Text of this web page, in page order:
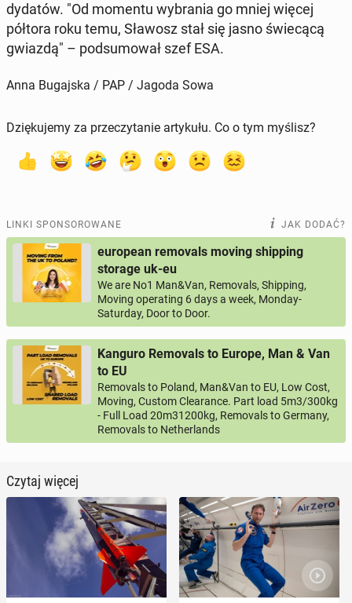
dy­da­tów. "Od momentu wy­bra­nia go mniej więcej
półtora roku temu, Sławosz stał się jasno świe­cą­cą
gwiazdą" – pod­su­mo­wał szef ESA.
Anna Bugajska / PAP / Jagoda Sowa
Dziękujemy za przeczytanie artykułu. Co o tym myślisz?
LINKI SPONSOROWANE JAK DODAĆ?
european removals moving shipping
storage uk-eu
We are No1 Man&Van, Removals, Shipping,
Moving operating 6 days a week, Monday-
Saturday, Door to Door.
Kanguro Removals to Europe, Man & Van
to EU
Removals to Poland, Man&Van to EU, Low Cost,
Moving, Custom Clearance. Part load 5m3/300kg
- Full Load 20m31200kg, Removals to Germany,
Removals to Netherlands
Czytaj więcej